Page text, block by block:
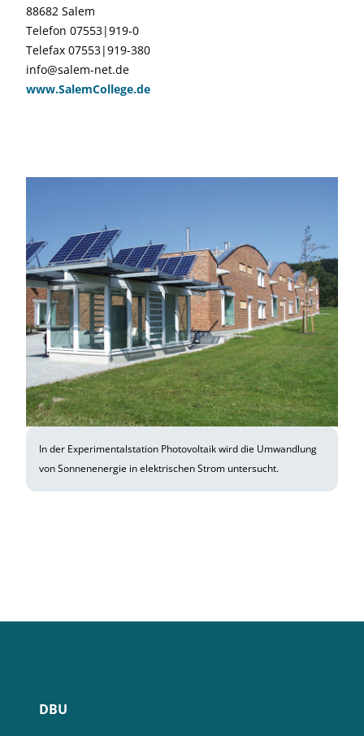
88682 Salem
Telefon 07553|919-0
Telefax 07553|919-380
info@salem-net.de
www.SalemCollege.de
In der Experimentalstation Photovoltaik wird die Umwandlung
von Sonnenenergie in elektrischen Strom untersucht.
DBU